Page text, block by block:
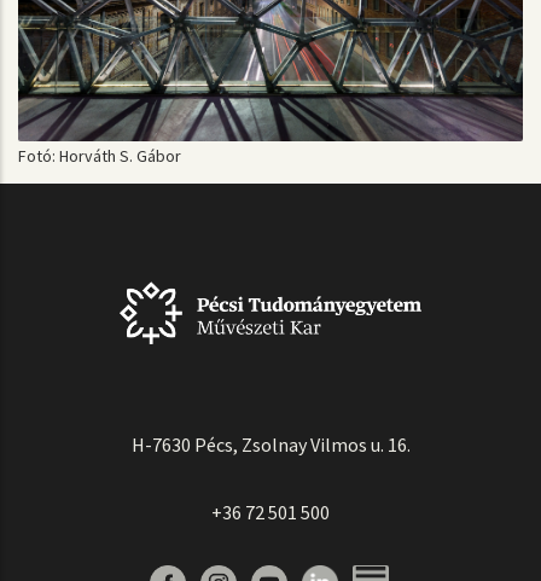
Fotó: Horváth S. Gábor
H-7630 Pécs, Zsolnay Vilmos u. 16.
+36 72 501 500